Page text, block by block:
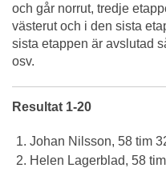
och går norrut, tredje
västerut och i den sista
sista etappen är avslutad
osv.
Resultat 1-20
Johan Nilsson, 58 tim
Helen Lagerblad, 58